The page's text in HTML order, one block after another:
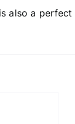
also a perfect